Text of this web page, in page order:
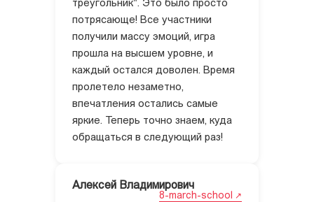
треугольник". Это было просто
потрясающе! Все участники
получили массу эмоций, игра
прошла на высшем уровне, и
каждый остался доволен. Время
пролетело незаметно,
впечатления остались самые
яркие. Теперь точно знаем, куда
обращаться в следующий раз!
Алексей Владимирович
8-march-school